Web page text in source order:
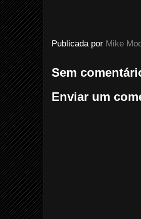
Publicada por Mike
Sem
Enviar um